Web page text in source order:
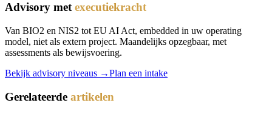
Advisory metexecutiekracht
Van BIO2 en NIS2 tot EU AI Act, embedded in uw operating
model, niet als extern project. Maandelijks opzegbaar, met
assessments als bewijsvoering.
Bekijk advisory niveaus →Plan een intake
Gerelateerde artikelen